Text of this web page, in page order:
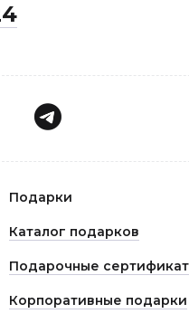
Подарки
Каталог подарков
Подарочные
Корпоративные подарки